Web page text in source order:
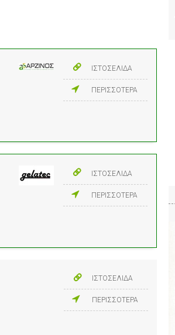
ΙΣΤΟΣΕΛΙΔΑ
ΠΕΡΙΣΣΟΤΕΡΑ
ΙΣΤΟΣΕΛΙΔΑ
ΠΕΡΙΣΣΟΤΕΡΑ
ΙΣΤΟΣΕΛΙΔΑ
ΠΕΡΙΣΣΟΤΕΡΑ